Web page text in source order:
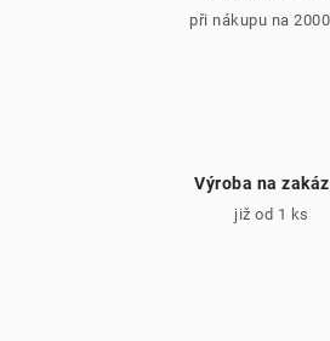
při nákupu na
Výroba na
již od 1 ks